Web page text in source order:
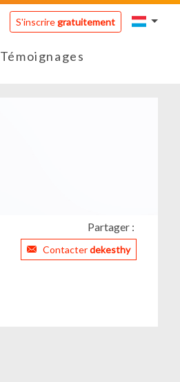
S'inscriregratuitement
Témoignages
Partager :
Contacterdekesthy